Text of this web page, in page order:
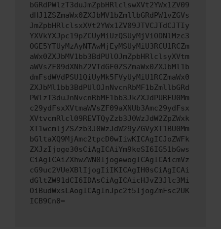
bGRdPWlzT3duJmZpbHRlclswXVt2YWx1ZV09
dHJ1ZSZmaWx0ZXJbMV1bZmllbGRdPW1vZGVs
JmZpbHRlclsxXVt2YWx1ZV09JTVCJTdCJTIy
YXVkYXJpc19pZCUyMiUzQSUyMjViODNlMzc3
OGE5YTUyMzAyNTAwMjEyMSUyMiU3RCU1RCZm
aWx0ZXJbMV1bb3BdPUlOJmZpbHRlclsyXVtm
aWVsZF09dXNhZ2VTdGF0ZSZmaWx0ZXJbMl1b
dmFsdWVdPSU1QiUyMk5FVyUyMiU1RCZmaWx0
ZXJbMl1bb3BdPUlOJnNvcnRbMF1bZmllbGRd
PWlzT3duJnNvcnRbMF1bb3JkZXJdPURFU0Mm
c29ydFsxXVtmaWVsZF09aXNUb3Amc29ydFsx
XVtvcmRlcl09REVTQyZzb3J0WzJdW2ZpZWxk
XT1wcmljZSZzb3J0WzJdW29yZGVyXT1BU0Mm
bGltaXQ9MjAmc2tpcD0wIiwKICAgICJoZWFk
ZXJzIjoge30sCiAgICAiYm9keSI6IG51bGws
CiAgICAiZXhwZWN0IjogewogICAgICAicmVz
cG9uc2VUeXBlIjogIiIKICAgIH0sCiAgICAi
dGltZW91dCI6IDAsCiAgICAicHJvZ3Jlc3Mi
OiBudWxsLAogICAgInJpc2t5IjogZmFsc2UK
ICB9Cn0=